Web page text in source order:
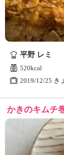
平野 レミ
520kcal
2019/12/25 き
かきのキムチ